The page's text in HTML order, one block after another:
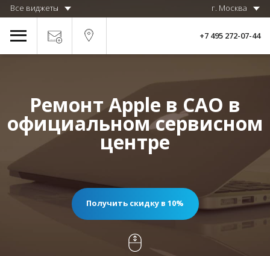
Все виджеты г. Москва
+7 495 272-07-44
Ремонт Apple в САО в
официальном сервисном
центре
Получить скидку в 10%